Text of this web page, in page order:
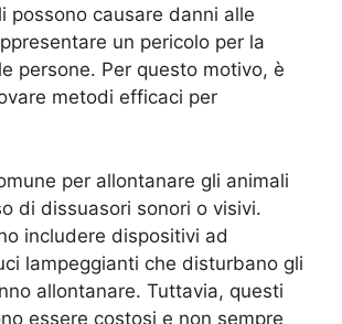
possono causare danni alle
un pericolo per la
persone. Per questo motivo, è
metodi efficaci per
per allontanare gli animali
di dissuasori sonori o visivi.
includere dispositivi ad
lampeggianti che disturbano gli
allontanare. Tuttavia, questi
essere costosi e non sempre